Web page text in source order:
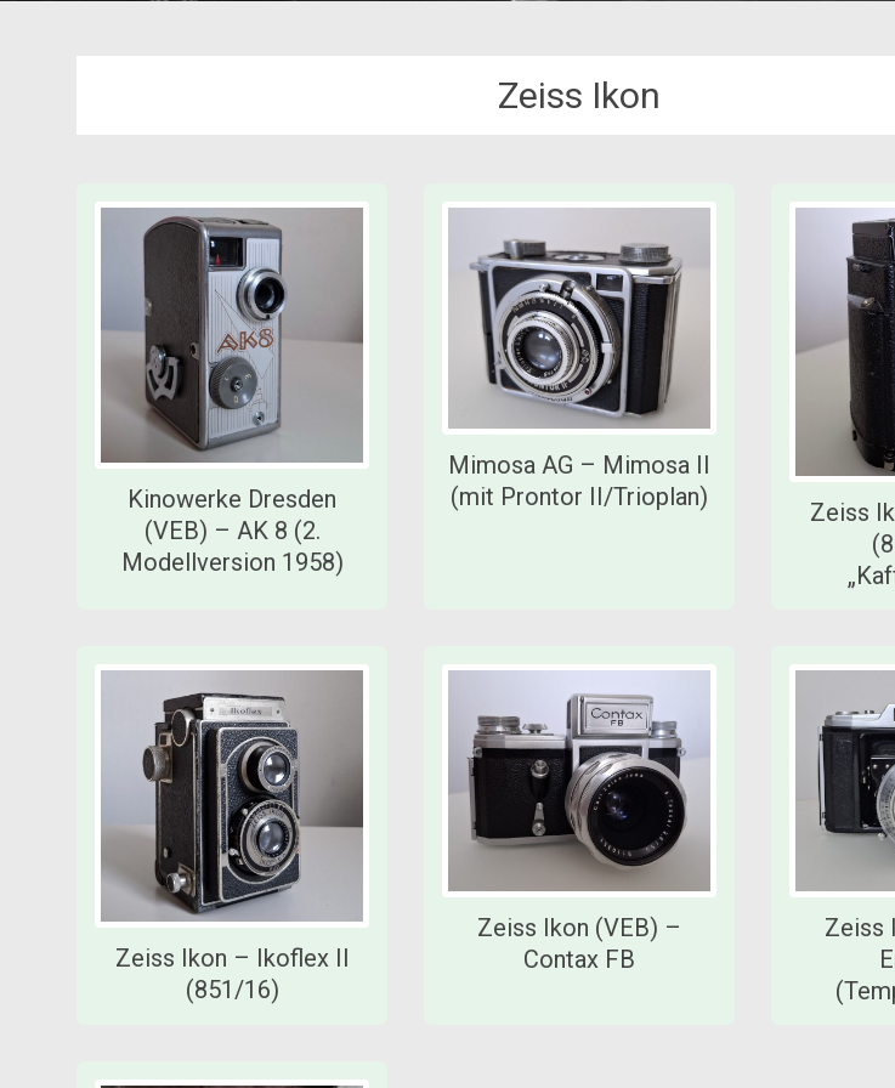
Zeiss Ikon
Kinowerke Dresden
(VEB) – AK 8 (2.
Modellversion 1958)
Mimosa AG – Mimosa II
(mit Prontor II/Trioplan)
Zeiss
Zeiss Ikon – Ikoflex II
(851/16)
Zeiss Ikon (VEB) –
Contax FB
Zeiss